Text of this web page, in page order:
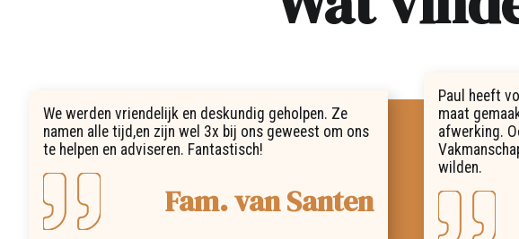
We werden vriendelijk en deskundig geholpen. Ze
namen alle tijd,en zijn wel 3x bij ons geweest om ons
te helpen en adviseren. Fantastisch!
Fam. van Santen
Paul heeft
maat
afwerking.
wilden.